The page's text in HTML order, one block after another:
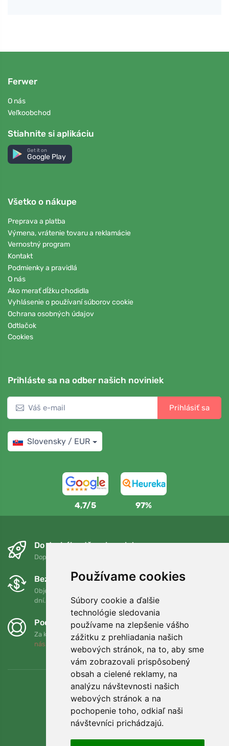
Používame cookies
Súbory cookie a ďalšie
technológie sledovania
používame na zlepšenie vášho
zážitku z prehliadania našich
webových stránok, na to, aby sme
vám zobrazovali prispôsobený
obsah a cielené reklamy, na
analýzu návštevnosti našich
webových stránok a na
pochopenie toho, odkiaľ naši
návštevníci prichádzajú.
Ferwer
O nás
Veľkoobchod
Stiahnite si aplikáciu
Get it on
Google Play
Všetko o nákupe
Preprava a platba
Výmena, vrátenie tovaru a reklamácie
Vernostný program
Kontakt
Podmienky a pravidlá
O nás
Ako merať dĺžku chodidla
Vyhlásenie o používaní súborov cookie
Ochrana osobných údajov
Odtlačok
Cookies
Prihláste sa na odber našich noviniek
Prihlásiť sa
Slovensky / EUR
4,7/5 97%
Do druhého dňa a bezplatne
Doprava zadarmo pri objednávkach nad 75 EUR
Bezplatná výmena a vrátenie tovaru
Objednávku môžete kedykoľvek vrátiť alebo vymeniť do 90
dní.
Podporujeme Trees.org
Za každú objednávku zasadíme strom! Prečítajte si viac
nás